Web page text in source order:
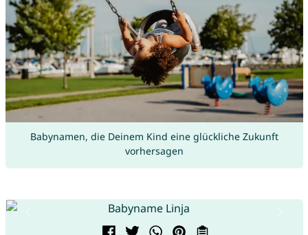
Babynamen, die Deinem Kind eine glückliche Zukunft
vorhersagen